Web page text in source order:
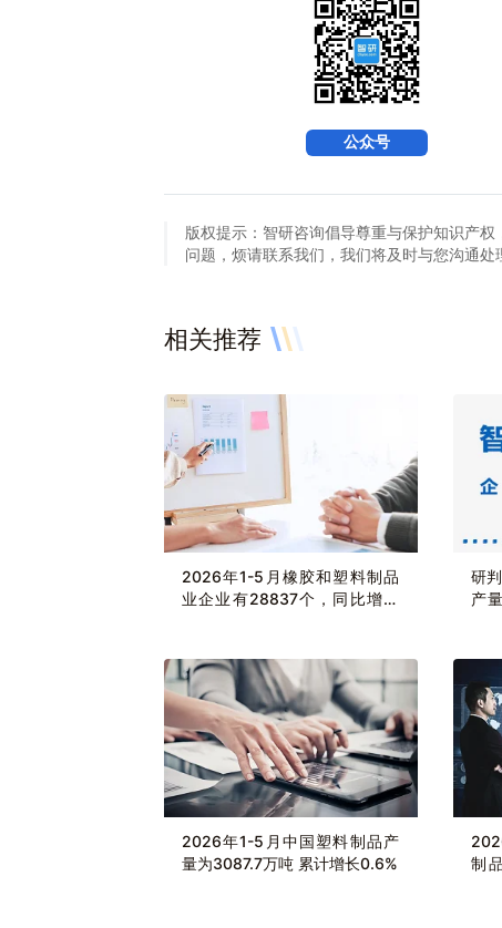
公众号
版权提示：智研咨询倡导尊重与保护知识产
问题，烦请联系我们，我们将及时与您沟通
相关推荐
2026年1-5月橡胶和塑料制品
业企业有28837个，同比增长
研
产
中
2026年1-5月中国塑料制品产
量为3087.7万吨 累计增长0.6%
制